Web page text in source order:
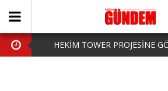
HEKİM TOWER PROJESİNE